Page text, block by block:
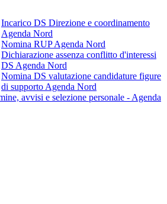
Incarico DS Direzione e coordinamento
Agenda Nord
Nomina RUP Agenda Nord
Dichiarazione assenza conflitto d'interessi
DS Agenda Nord
Nomina DS valutazione candidature figure
di supporto Agenda Nord
avvisi e selezione personale - Agenda